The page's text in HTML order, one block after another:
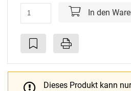
In den
Dieses Produkt kann